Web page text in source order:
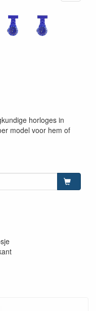
horloges in
model voor hem of